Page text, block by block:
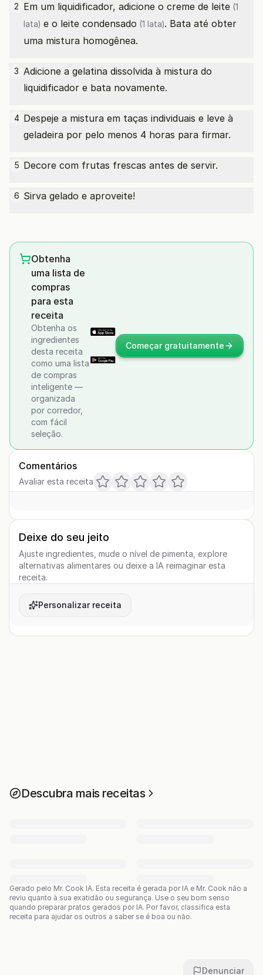
2 Em um liquidificador, adicione o creme de leite (1
lata) e o leite condensado (1 lata). Bata até obter
uma mistura homogênea.
3 Adicione a gelatina dissolvida à mistura do
liquidificador e bata novamente.
4 Despeje a mistura em taças individuais e leve à
geladeira por pelo menos 4 horas para firmar.
5 Decore com frutas frescas antes de servir.
6 Sirva gelado e aproveite!
Obtenha
uma lista de
compras
para esta
receita
Obtenha os
ingredientes
desta receita
como uma lista
de compras
inteligente —
organizada
por corredor,
com fácil
seleção.
Começar gratuitamente
Comentários
Avaliar esta receita
Deixe do seu jeito
Ajuste ingredientes, mude o nível de pimenta, explore
alternativas alimentares ou deixe a IA reimaginar esta
receita.
Personalizar receita
Descubra mais receitas
Gerado pelo Mr. Cook IA. Esta receita é gerada por IA e Mr. Cook não a
reviu quanto à sua exatidão ou segurança. Use o seu bom senso
quando preparar pratos gerados por IA. Por favor, classifica esta
receita para ajudar os outros a saber se é boa ou não.
Denunciar